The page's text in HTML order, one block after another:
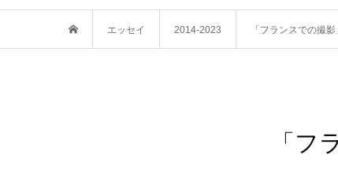
エッセイ 2014-2023 「フランスでの撮影
「フ